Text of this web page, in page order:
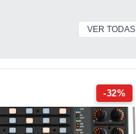
VER TODAS
-32%